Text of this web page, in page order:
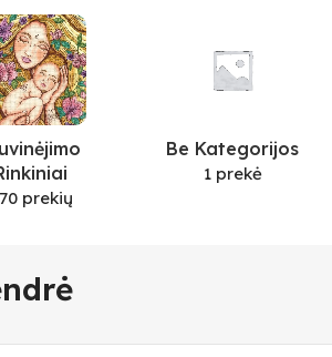
prekių
Be Kategorijos
1 prekė